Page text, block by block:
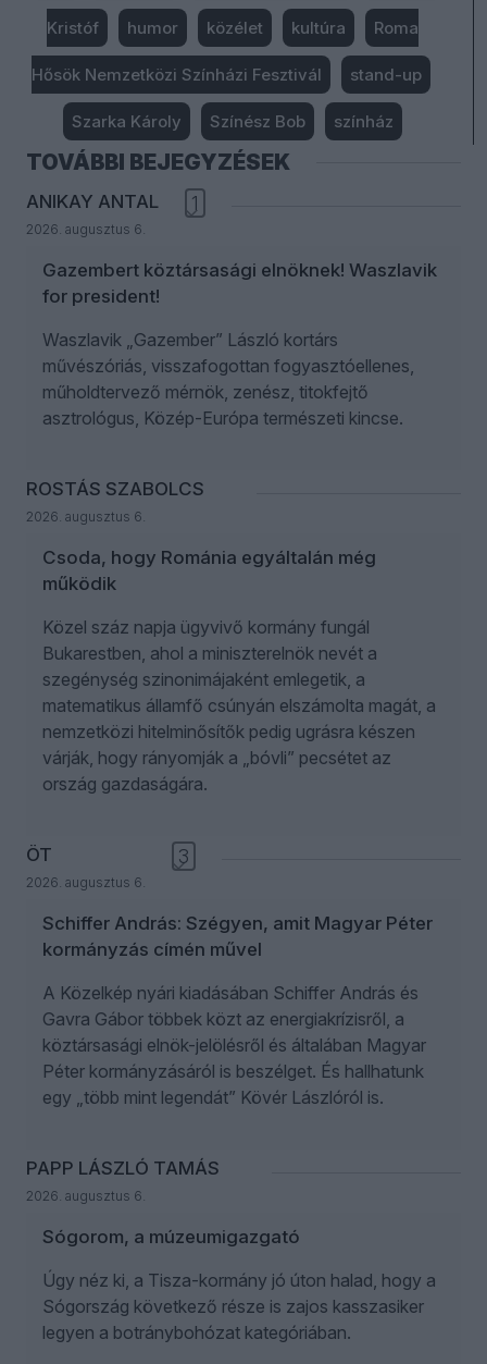
Kristóf humor közélet kultúra Roma
Hősök Nemzetközi Színházi Fesztivál stand-up
Szarka Károly Színész Bob színház
TOVÁBBI BEJEGYZÉSEK
ANIKAY ANTAL
2026. augusztus 6.
1
Gazembert köztársasági elnöknek! Waszlavik
for president!
Waszlavik „Gazember” László kortárs
művészóriás, visszafogottan fogyasztóellenes,
műholdtervező mérnök, zenész, titokfejtő
asztrológus, Közép-Európa természeti kincse.
ROSTÁS SZABOLCS
2026. augusztus 6.
Csoda, hogy Románia egyáltalán még
működik
Közel száz napja ügyvivő kormány fungál
Bukarestben, ahol a miniszterelnök nevét a
szegénység szinonimájaként emlegetik, a
matematikus államfő csúnyán elszámolta magát, a
nemzetközi hitelminősítők pedig ugrásra készen
várják, hogy rányomják a „bóvli” pecsétet az
ország gazdaságára.
ÖT
2026. augusztus 6.
3
Schiffer András: Szégyen, amit Magyar Péter
kormányzás címén művel
A Közelkép nyári kiadásában Schiffer András és
Gavra Gábor többek közt az energiakrízisről, a
köztársasági elnök-jelölésről és általában Magyar
Péter kormányzásáról is beszélget. És hallhatunk
egy „több mint legendát” Kövér Lászlóról is.
PAPP LÁSZLÓ TAMÁS
2026. augusztus 6.
Sógorom, a múzeumigazgató
Úgy néz ki, a Tisza-kormány jó úton halad, hogy a
Sógország következő része is zajos kasszasiker
legyen a botránybohózat kategóriában.